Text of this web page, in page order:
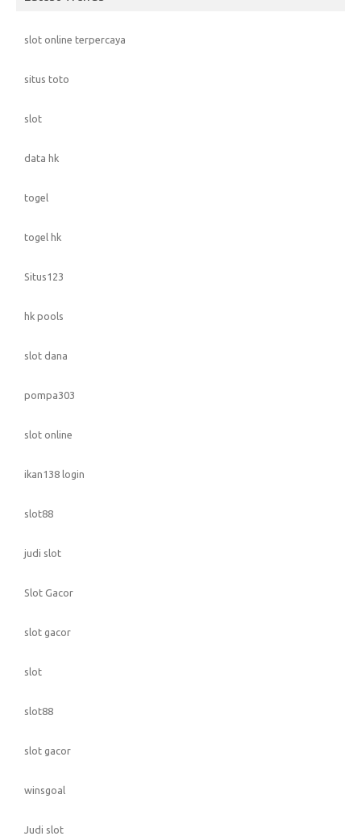
slot online terpercaya
situs toto
slot
data hk
togel
togel hk
Situs123
hk pools
slot dana
pompa303
slot online
ikan138 login
slot88
judi slot
Slot Gacor
slot gacor
slot
slot88
slot gacor
winsgoal
Judi slot